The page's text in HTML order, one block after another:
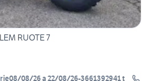
RUOTE 7
08/26 a 22/08/26-3661392941 t